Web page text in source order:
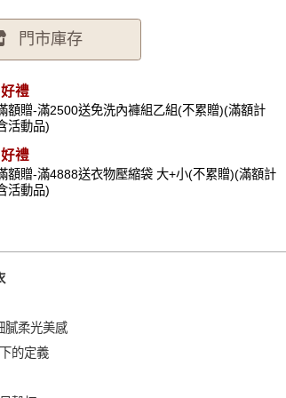
門市庫存
禮
額贈-滿2500送免洗內褲組乙組(不累贈)(滿額計
活動品)
禮
額贈-滿4888送衣物壓縮袋 大+小(不累贈)(滿額計
活動品)
膩柔光美感
的定義